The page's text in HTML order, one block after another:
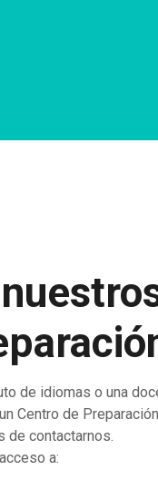
de idiomas o una
Centro de
de contactarnos.
a: